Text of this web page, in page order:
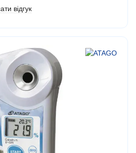
відгук